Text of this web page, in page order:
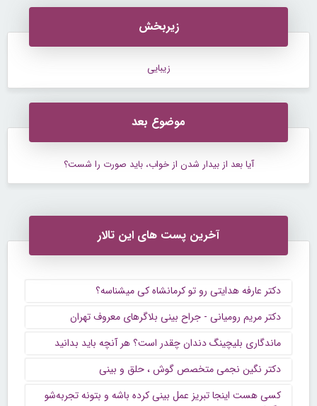
زیربخش
زیبایی
موضوع بعد
آیا بعد از بیدار شدن از خواب، باید صورت را شست؟
آخرین پست های این تالار
دکتر عارفه هدایتی رو تو کرمانشاه کی میشناسه؟
دکتر مریم رومیانی - جراح بینی بلاگرهای معروف تهران
ماندگاری بلیچینگ دندان چقدر است؟ هر آنچه باید بدانید
دکتر نگین نجمی متخصص گوش ، حلق و بینی
کسی هست اینجا تبریز عمل بینی کرده باشه و بتونه تجربه‌شو